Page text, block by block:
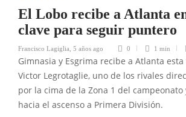
El Lobo recibe a Atlanta
clave para seguir puntero
Francisco Lagiglia 5 años ago 0 1 min
Gimnasia y Esgrima recibe a Atlanta
Victor Legrotaglie, uno de los rivales
por la cima de la Zona 1 del
hacia el ascenso a Primera División.